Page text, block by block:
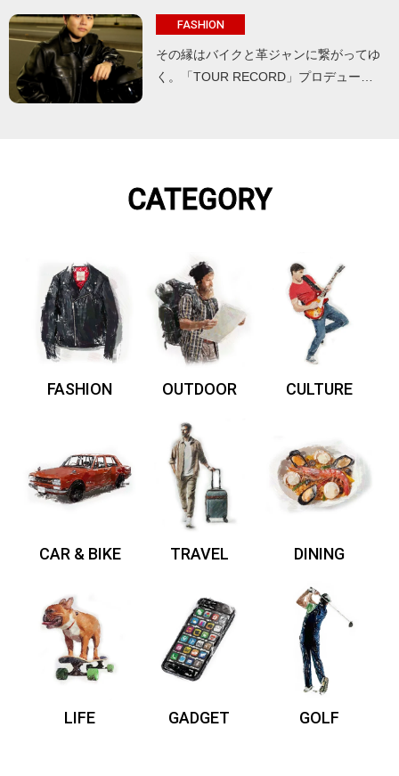
FASHION
その縁はバイクと革ジャンに繋がってゆ
く。「TOUR RECORD」プロデュー…
CATEGORY
FASHION OUTDOOR CULTURE
CAR & BIKE TRAVEL DINING
LIFE GADGET GOLF